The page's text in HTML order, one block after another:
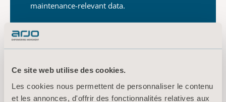
Ce site web utilise des cookies.
Les cookies nous permettent de personnaliser le contenu
et les annonces, d'offrir des fonctionnalités relatives aux
maintenance-relevant data.
work reports and compliance